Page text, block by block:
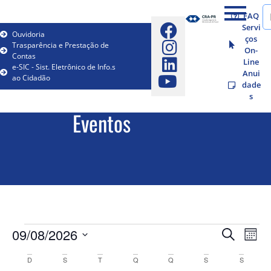
Ouvidoria
Trasparência e Prestação de
Contas
e-SIC - Sist. Eletrônico de Info.s
ao Cidadão
FAQ
Servi
ços
On-
Line
Anui
dade
s
Eventos
Procurar
Mês
09/08/2026
Calendárior
D S T Q Q S S